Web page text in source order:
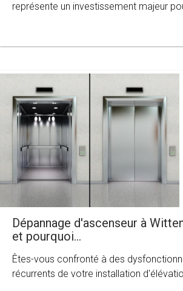
représente un investissement majeur
Dépannage d'ascenseur à
et pourquoi...
Êtes-vous confronté à des
récurrents de votre installation